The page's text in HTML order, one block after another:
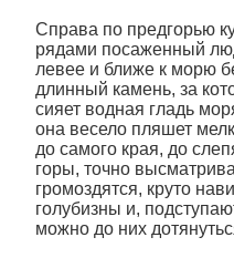
Справа по предгорью
рядами посаженный
левее и ближе к морю
длинный камень, за
сияет водная гладь
она весело пляшет
до самого края, до
горы, точно
громоздятся, круто
голубизны и,
можно до них